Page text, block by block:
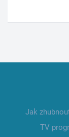
Jak
TV